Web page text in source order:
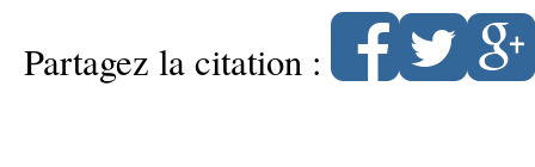
Partagez la citation :